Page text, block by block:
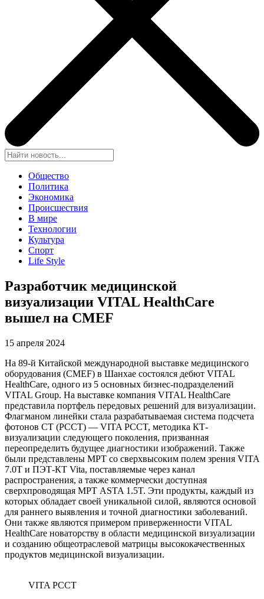
Общество
Политика
Экономика
Происшествия
В мире
Технологии
Культура
Спорт
Life Style
Разработчик медицинской
визуализации VITAL HealthCare
вышел на CMEF
15 апреля 2024
На 89-й Китайской международной выставке медицинского
оборудования (CMEF) в Шанхае состоялся дебют VITAL
HealthCare, одного из 5 основных бизнес-подразделений
VITAL Group. На выставке компания VITAL HealthCare
представила портфель передовых решений для визуализации.
Флагманом линейки стала разрабатываемая система подсчета
фотонов CT (PCCT) — VITA PCCT, методика КТ-
визуализации следующего поколения, призванная
переопределить будущее диагностики изображений. Также
были представлены МРТ со сверхвысоким полем зрения VITA
7.0T и ПЭТ-КТ Vita, поставляемые через канал
распространения, а также коммерчески доступная
сверхпроводящая МРТ ASTA 1.5T. Эти продукты, каждый из
которых обладает своей уникальной силой, являются основой
для раннего выявления и точной диагностики заболеваний.
Они также являются примером приверженности VITAL
HealthCare новаторству в области медицинской визуализации
и созданию общеотраслевой матрицы высококачественных
продуктов медицинской визуализации.
VITA PCCT